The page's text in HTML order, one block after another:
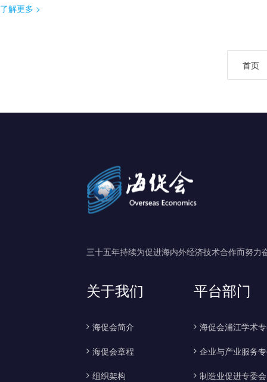
了解更多 >
首页
三⼗五年持续为促进海内外经济技术合作⽽努⼒
关于我们
海促会简介
海促会章程
组织架构
平台部门
海促会浦江学术
企业与产业服务
制造业促进专委会